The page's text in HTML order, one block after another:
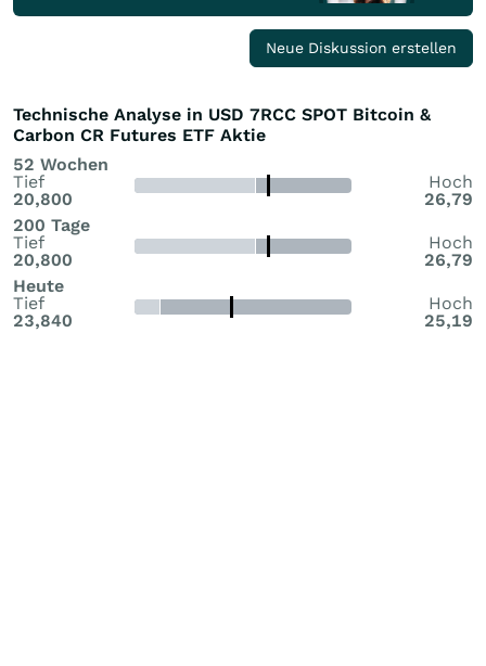
Neue Diskussion erstellen
Technische Analyse in USD 7RCC SPOT Bitcoin &
Carbon CR Futures ETF Aktie
52 Wochen
Tief
20,800
Hoch
26,79
200 Tage
Tief
20,800
Hoch
26,79
Heute
Tief
23,840
Hoch
25,19